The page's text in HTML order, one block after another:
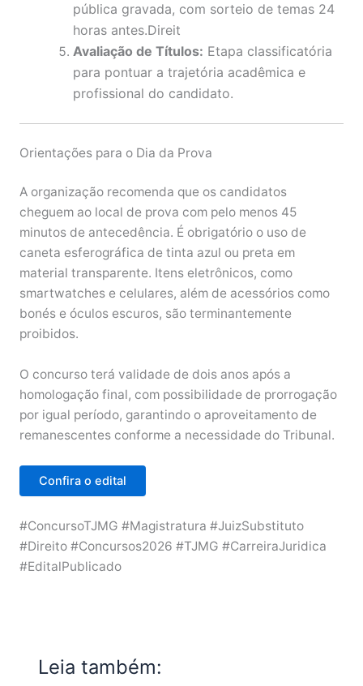
pública gravada, com sorteio de temas 24
horas antes.Direit
Avaliação de Títulos: Etapa classificatória
para pontuar a trajetória acadêmica e
profissional do candidato.
Orientações para o Dia da Prova
A organização recomenda que os candidatos
cheguem ao local de prova com pelo menos 45
minutos de antecedência. É obrigatório o uso de
caneta esferográfica de tinta azul ou preta em
material transparente. Itens eletrônicos, como
smartwatches e celulares, além de acessórios como
bonés e óculos escuros, são terminantemente
proibidos.
O concurso terá validade de dois anos após a
homologação final, com possibilidade de prorrogação
por igual período, garantindo o aproveitamento de
remanescentes conforme a necessidade do Tribunal.
Confira o edital
#ConcursoTJMG #Magistratura #JuizSubstituto
#Direito #Concursos2026 #TJMG #CarreiraJuridica
#EditalPublicado
Leia também: